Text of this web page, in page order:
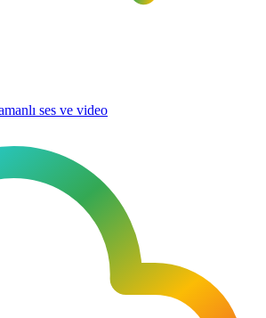
ses ve video